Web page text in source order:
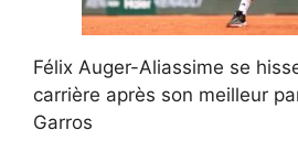
Félix Auger-Aliassime se
carrière après son meilleur
Garros